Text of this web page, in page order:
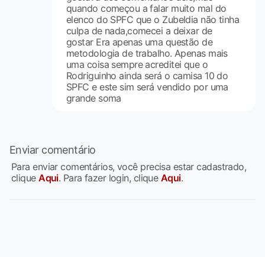
quando começou a falar muito mal do
elenco do SPFC que o Zubeldia não tinha
culpa de nada,comecei a deixar de
gostar Era apenas uma questão de
metodologia de trabalho. Apenas mais
uma coisa sempre acreditei que o
Rodriguinho ainda será o camisa 10 do
SPFC e este sim será vendido por uma
grande soma
Enviar comentário
Para enviar comentários, você precisa estar cadastrado,
cliqueAqui. Para fazer login, clique Aqui.